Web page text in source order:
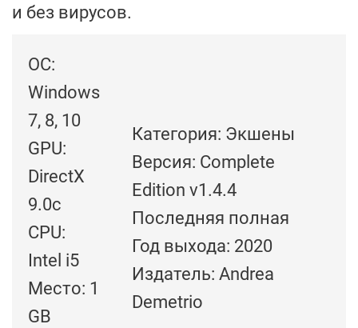
и без вирусов.
ОС:
Windows
7, 8, 10
GPU:
DirectX
9.0c
CPU:
Intel i5
Место: 1
GB
Категория: Экшены
Версия: Complete
Edition v1.4.4
Последняя полная
Год выхода: 2020
Издатель: Andrea
Demetrio